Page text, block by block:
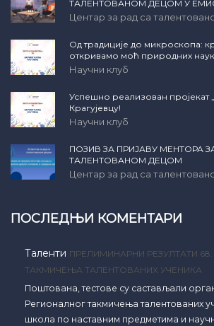
ТАЛЕНТОВАНОМ ДЕЦОМ У
Центар за рад са
Од традиције до микроскопа:
откривамо моћ природних
Научни клуб
Успешно реализован пројекат
Крагујевцу!
Научни клуб
ПОЗИВ ЗА ПРИЈАВУ МЕНТОРА
ТАЛЕНТОВАНОМ ДЕЦОМ
Центар за рад са
ПОСЛЕДЊИ КОМЕНТАРИ
Таленти ПРЕЛИМИНАРНИ РЕЗУЛТАТИ
ТАКМИЧЕЊА ТАЛЕНТОВАНИХ УЧЕНИКА
Поштована, тестове су састављали
Регионалног такмичења талентованих
школа по наставним предметима и